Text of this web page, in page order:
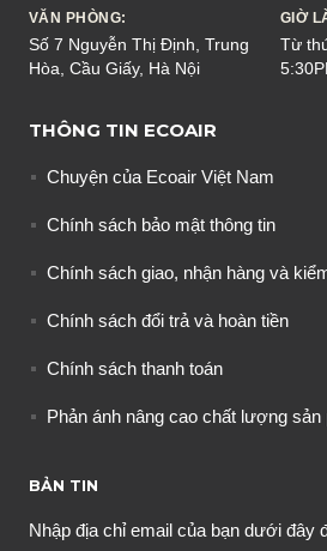
VĂN PHÒNG:
Số 7 Nguyễn Thị Định, Trung
Hòa, Cầu Giấy, Hà Nội
GIỜ
Từ
THÔNG TIN ECOAIR
Chuyện của Ecoair Việt Nam
Chính sách bảo mật thông tin
Chính sách giao, nhận hàng và
Chính sách đổi trả và hoàn tiền
Chính sách thanh toán
Phản ánh nâng cao chất lượng
BẢN TIN
Nhập địa chỉ email của bạn dưới đây